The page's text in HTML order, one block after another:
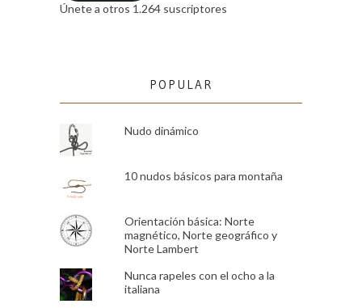
Únete a otros 1.264 suscriptores
POPULAR
Nudo dinámico
10 nudos básicos para montaña
Orientación básica: Norte
magnético, Norte geográfico y
Norte Lambert
Nunca rapeles con el ocho a la
italiana